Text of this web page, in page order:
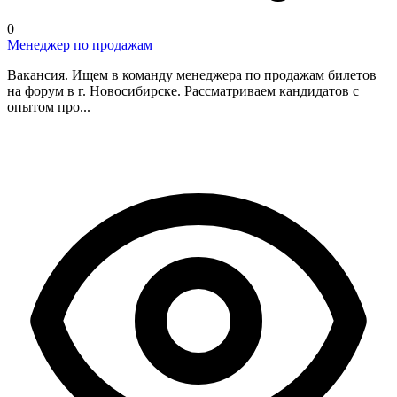
0
Менеджер по продажам
Вакансия. Ищем в команду менеджера по продажам билетов
на форум в г. Новосибирске. Рассматриваем кандидатов с
опытом про...